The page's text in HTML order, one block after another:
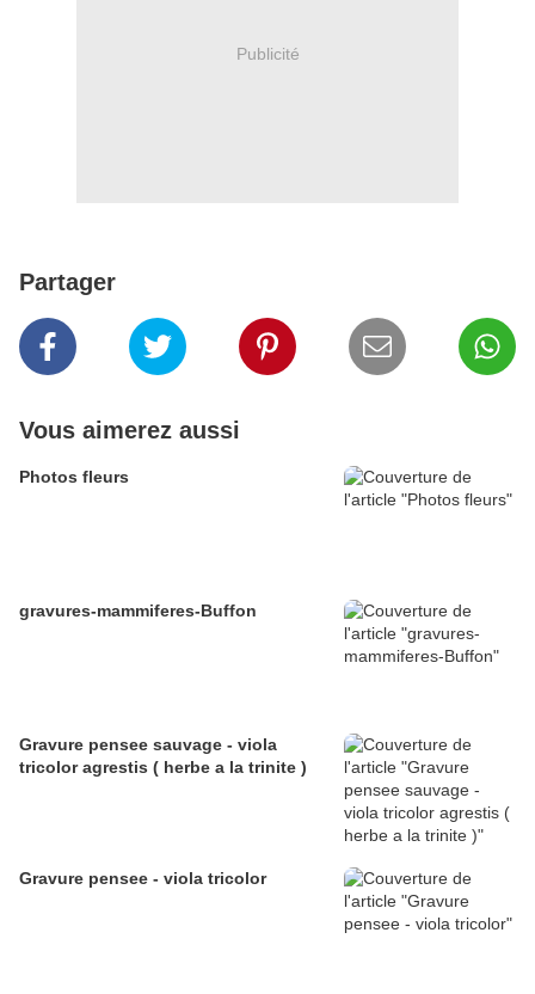
Publicité
Partager
Vous aimerez aussi
Photos fleurs
gravures-mammiferes-Buffon
Gravure pensee sauvage - viola
tricolor agrestis ( herbe a la trinite )
Gravure pensee - viola tricolor